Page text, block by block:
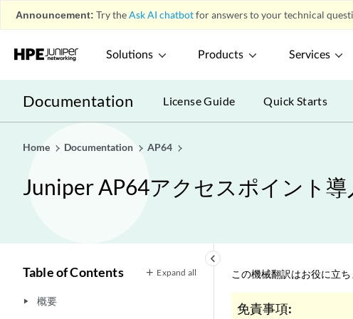
Announcement: Try theAsk AI chatbotfor answers to your technical
Solutions Products Services
Documentation License Guide Quick Starts
Home Documentation AP64
Juniper AP64アクセスポイント導
keyboard_arrow_left
Table of Contents Expand all
play_arrow 概要
この機械翻訳はお役に立
免責事項: